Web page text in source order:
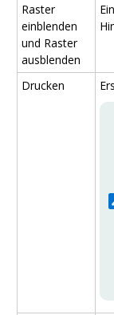
Raster
einblenden
und Raster
ausblenden
Drucken